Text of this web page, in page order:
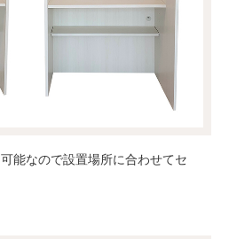
能なので設置場所に合わせてセ